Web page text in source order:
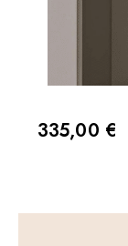
335,00 €